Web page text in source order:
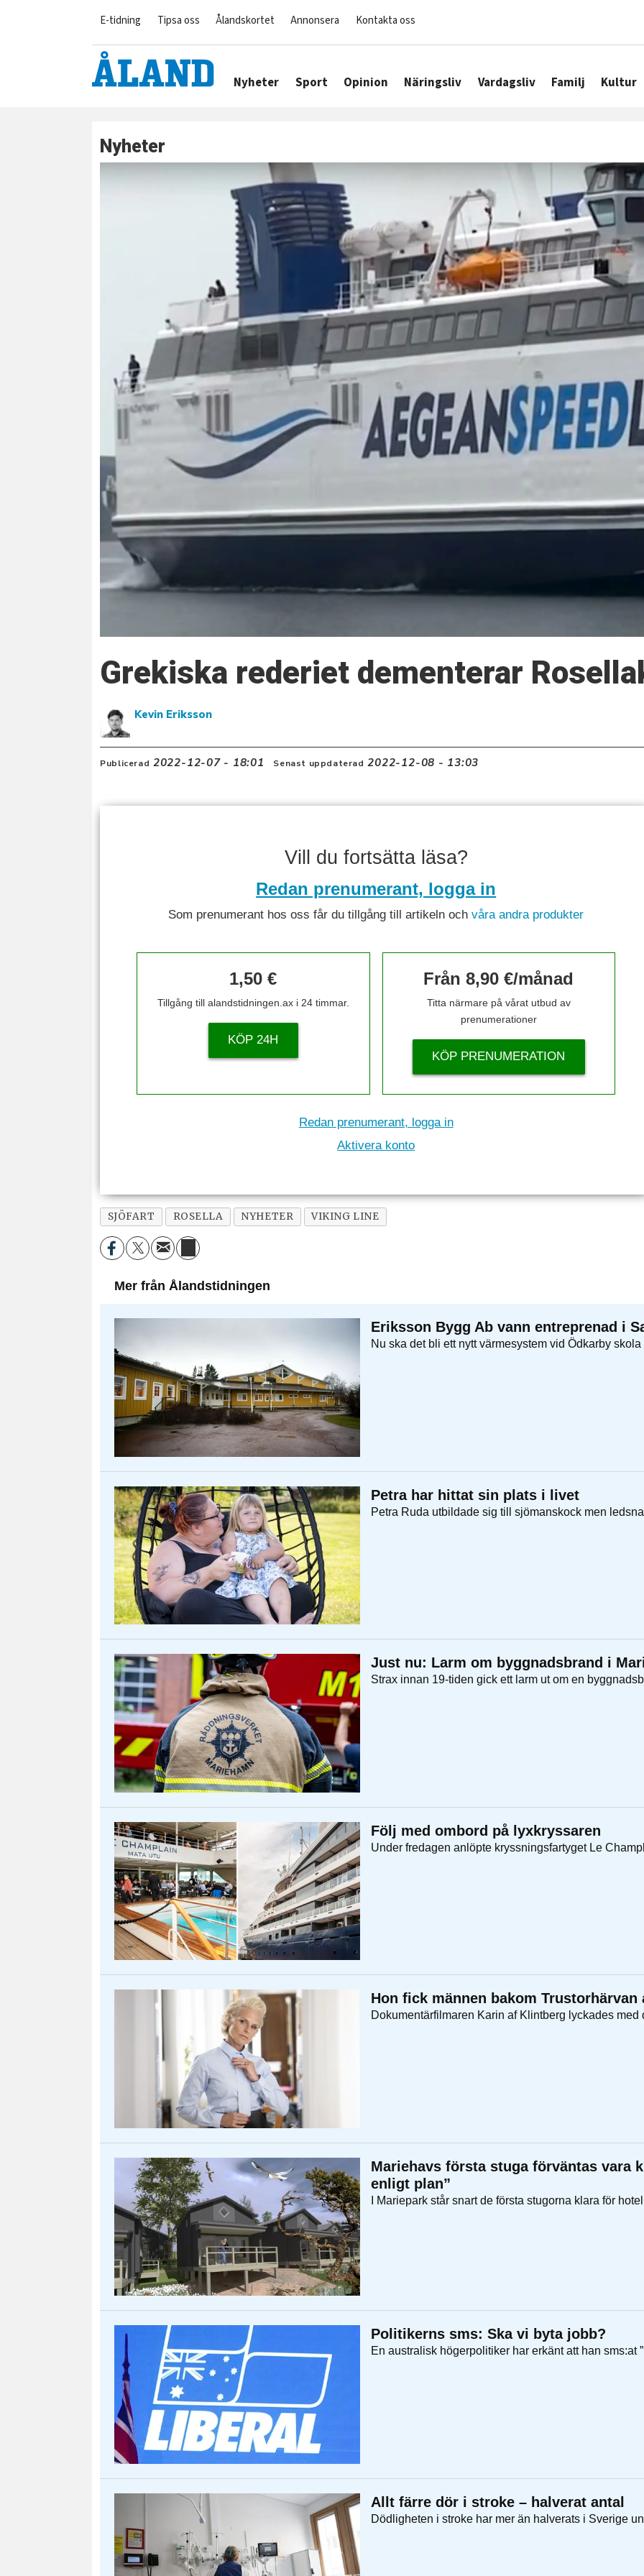
E-tidning Tipsa oss Ålandskortet Annonsera Kontakta oss
Nyheter Sport Opinion Näringsliv Vardagsliv Familj Kultur
Nyheter
Grekiska rederiet dementerar
Kevin Eriksson
Publicerad 2022-12-07 - 18:01 Senast uppdaterad 2022-12-08 - 13:03
Vill du fortsätta läsa?
Redan prenumerant, logga in
Som prenumerant hos oss får du tillgång till artikeln ochvåra andra produkter
1,50 €
Tillgång till alandstidningen.ax i 24 timmar.
KÖP 24H
Från 8,90 €/månad
Titta närmare på vårat utbud av
prenumerationer
KÖP PRENUMERATION
Redan prenumerant, logga in
Aktivera konto
SJÖFART ROSELLA NYHETER VIKING LINE